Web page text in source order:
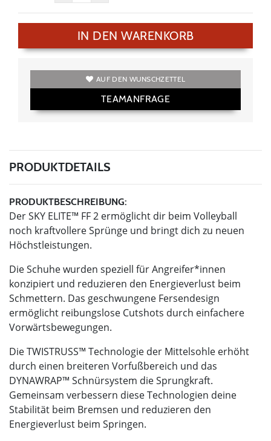
IN DEN WARENKORB
AUF DEN WUNSCHZETTEL
TEAMANFRAGE
PRODUKTDETAILS
PRODUKTBESCHREIBUNG:
Der SKY ELITE™ FF 2 ermöglicht dir beim Volleyball
noch kraftvollere Sprünge und bringt dich zu neuen
Höchstleistungen.
Die Schuhe wurden speziell für Angreifer*innen
konzipiert und reduzieren den Energieverlust beim
Schmettern. Das geschwungene Fersendesign
ermöglicht reibungslose Cutshots durch einfachere
Vorwärtsbewegungen.
Die TWISTRUSS™ Technologie der Mittelsohle erhöht
durch einen breiteren Vorfußbereich und das
DYNAWRAP™ Schnürsystem die Sprungkraft.
Gemeinsam verbessern diese Technologien deine
Stabilität beim Bremsen und reduzieren den
Energieverlust beim Springen.